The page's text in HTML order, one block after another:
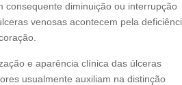
consequente diminuição ou interrupção
venosas acontecem pela
e aparência clínica das úlceras
usualmente auxiliam na distinção